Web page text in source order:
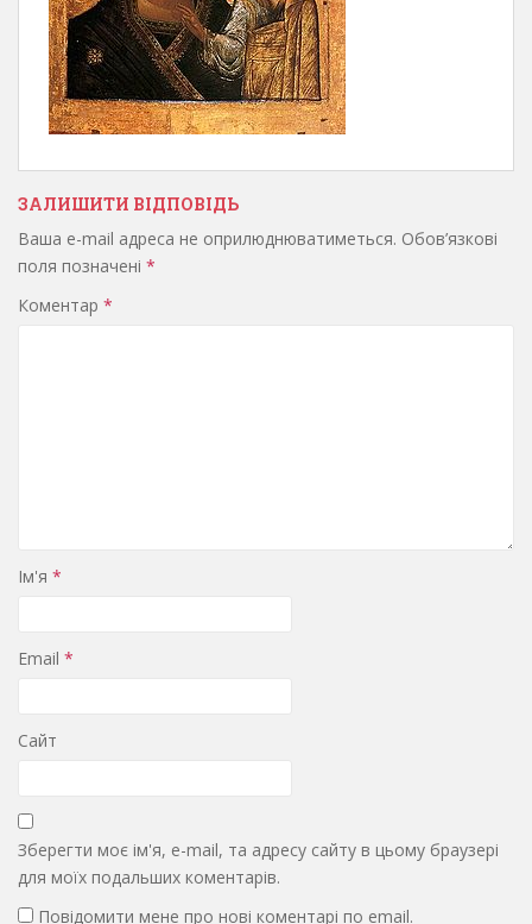
ЗАЛИШИТИ ВІДПОВІДЬ
Ваша e-mail адреса не оприлюднюватиметься. Обов’язкові
поля позначені *
Коментар *
Ім'я *
Email *
Сайт
Зберегти моє ім'я, e-mail, та адресу сайту в цьому браузері
для моїх подальших коментарів.
Повідомити мене про нові коментарі по email.